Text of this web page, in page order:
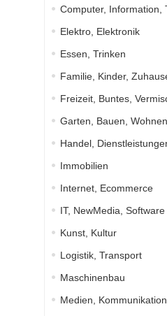
Computer, Information,
Elektro, Elektronik
Essen, Trinken
Familie, Kinder,
Freizeit, Buntes,
Garten, Bauen, Wohnen
Handel,
Immobilien
Internet, Ecommerce
IT, NewMedia, Software
Kunst, Kultur
Logistik, Transport
Maschinenbau
Medien, Kommunikation